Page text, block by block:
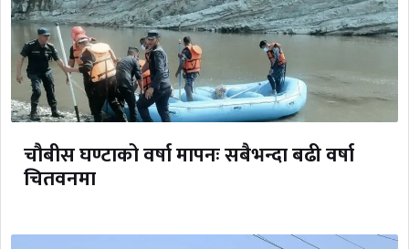
चौबीस घण्टाको वर्षा मापनः सबैभन्दा बढी वर्षा
चितवनमा